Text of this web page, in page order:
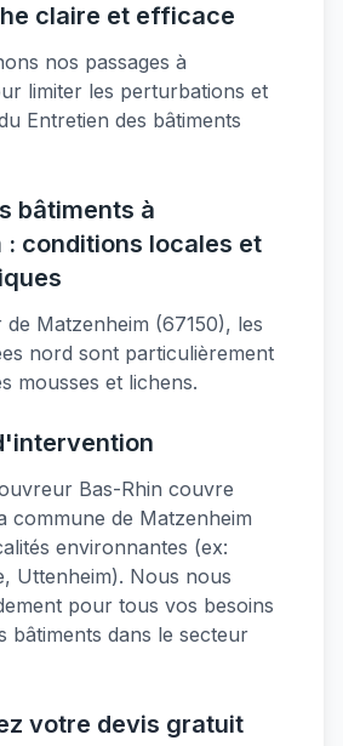
claire et efficace
nos passages à
limiter les perturbations et
Entretien des bâtiments
bâtiments à
: conditions locales et
de Matzenheim (67150), les
nord sont particulièrement
mousses et lichens.
Bas-Rhin couvre
commune de Matzenheim
environnantes (ex:
Uttenheim). Nous nous
pour tous vos besoins
bâtiments dans le secteur
votre devis gratuit